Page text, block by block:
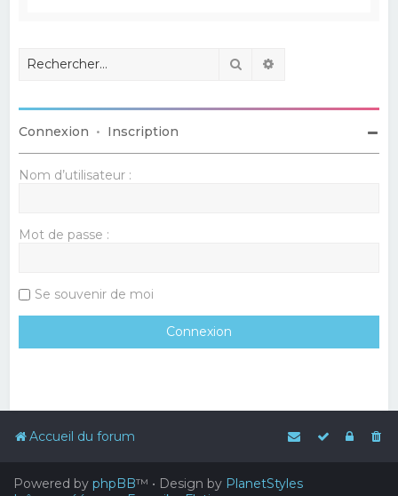
Rechercher
Connexion • Inscription
Nom d’utilisateur :
Mot de passe :
Se souvenir de moi
Accueil du forum
Powered by phpBB™ • Design by PlanetStyles